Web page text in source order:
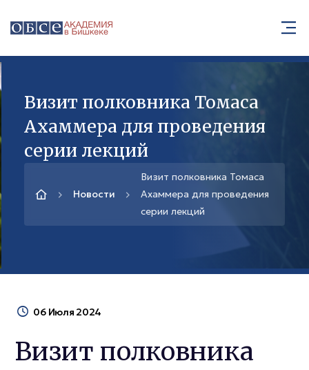
Визит полковника Томаса
Ахаммера для проведения
серии лекций
Новости
Визит полковника Томаса
Ахаммера для проведения
серии лекций
06 Июля 2024
Визит полковника